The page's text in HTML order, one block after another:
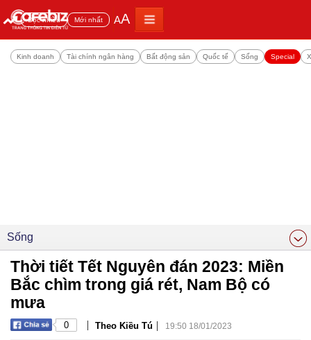
Đọc nhiều Mới nhất AA
Kinh doanh Tài chính ngân hàng Bất động sản Quốc tế Sống Special
Sống
Thời tiết Tết Nguyên đán 2023: Miền
Bắc chìm trong giá rét, Nam Bộ có
mưa
0 | Theo Kiều Tú | 19:50 18/01/2023